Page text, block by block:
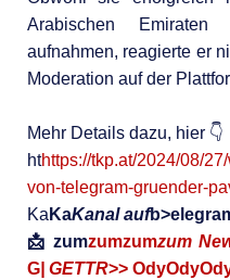
Arabischen
aufnahmen, reagierte er
Moderation auf der
Mehr Details dazu, hier 👇
hthttps://tkp.at/2024/08/
von-telegram-gruender-
KaKaKanal auf
📩 zumzumzumzum
G| GETTR>> OdyOdy